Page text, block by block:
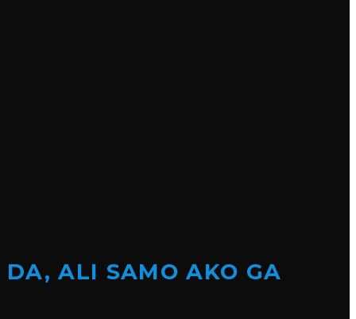
DA, ALI SAMO AKO GA